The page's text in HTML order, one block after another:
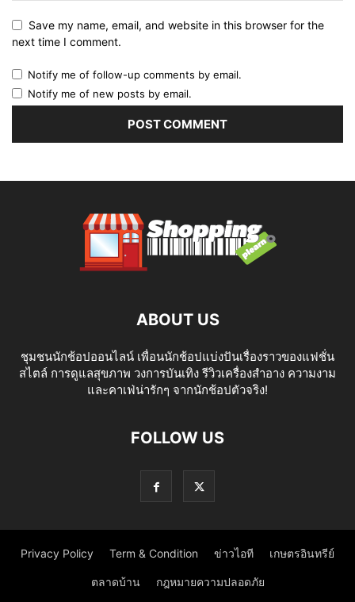
Save my name, email, and website in this browser for the
next time I comment.
Notify me of follow-up comments by email.
Notify me of new posts by email.
ABOUT US
ชุมชนนักช้อปออนไลน์ เพื่อนนักช้อปแบ่งปันเรื่องราวของแฟชั่น
สไตล์ การดูแลสุขภาพ วงการบันเทิง รีวิวเครื่องสำอาง ความงาม
และคาเฟ่น่ารักๆ จากนักช้อปตัวจริง!
FOLLOW US
Privacy Policy Term & Condition ข่าวไอที เกษตรอินทรีย์
ตลาดบ้าน กฎหมายความปลอดภัย